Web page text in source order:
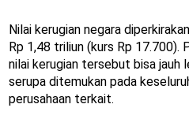
Nilai kerugian negara
Rp 1,48 triliun (kurs Rp 17.700).
nilai kerugian tersebut bisa jauh
serupa ditemukan pada
perusahaan terkait.